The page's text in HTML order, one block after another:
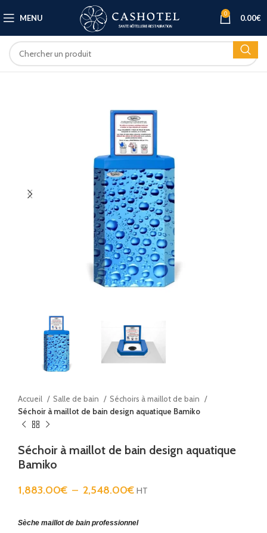
MENU 0 0.00€
Accueil Salle de bain
Séchoirs à maillot de bain
Séchoir à maillot de bain design aquatique Bamiko
Séchoir à maillot de bain design aquatique
Bamiko
1,883.00€ – 2,548.00€ HT
Sèche maillot de bain professionnel